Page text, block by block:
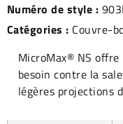
Numéro de style :
Catégories : Couvre-
MicroMax® NS
besoin contre la
légères projections